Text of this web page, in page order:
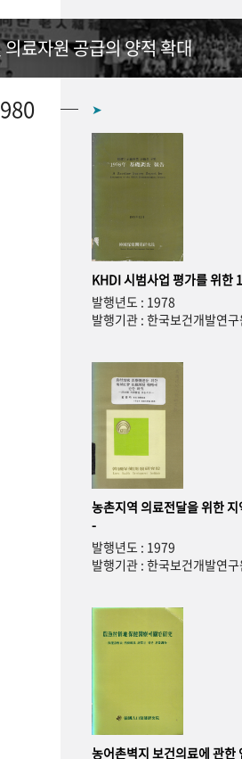
료자원 공급의 양적 확대
➤
KHDI 시범사업 평가를 위한
발행년도 : 1978
발행기관 : 한국보건개발연구
농촌지역 의료전달을 위한
-
발행년도 : 1979
발행기관 : 한국보건개발연구
농어촌벽지 보건의료에 관한